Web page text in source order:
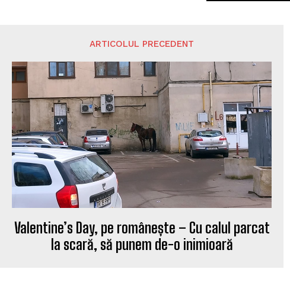
ARTICOLUL PRECEDENT
Valentine’s Day, pe românește – Cu calul parcat
la scară, să punem de-o inimioară